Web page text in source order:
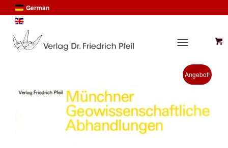
German
Angebot!